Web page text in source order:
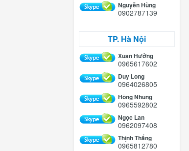
Nguyễn Hùng
0902787139
TP. Hà Nội
Xuân Hưởng
0965617602
Duy Long
0964026805
Hồng Nhung
0965592802
Ngọc Lan
0962097408
Thịnh Thắng
0965812780